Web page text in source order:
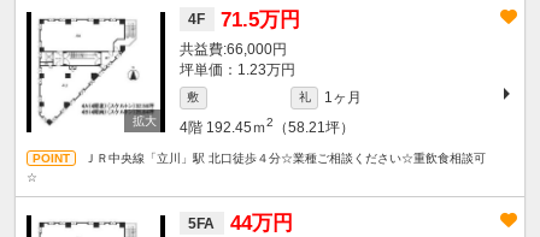
4F 71.5万円
66,000円
坪単価：1.23万円
敷 礼
1ヶ月
4階 192.45ｍ2 （58.21坪）
ＪＲ中央線「立川」駅 北口徒歩４分☆業種ご相談ください☆重飲食相談可
☆
5FA 44万円